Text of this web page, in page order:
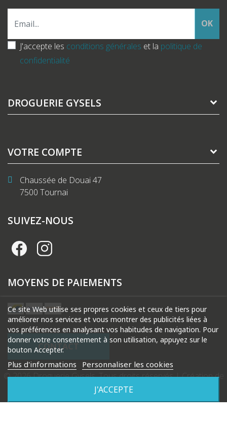
OK
J'accepte les conditions générales et la politique de
confidentialité
DROGUERIE GYSELS
VOTRE COMPTE
Chaussée de Douai 47
7500 Tournai
Ce site Web utilise ses propres cookies et ceux de tiers pour
améliorer nos services et vous montrer des publicités liées à
vos préférences en analysant vos habitudes de navigation. Pour
donner votre consentement à son utilisation, appuyez sur le
bouton Accepter.
Plus d'informations Personnaliser les cookies
J'ACCEPTE
SUIVEZ-NOUS
MOYENS DE PAIEMENTS
CONTACT
© 2026 Droguerie Gysels. Tous droits réservés |Création de
site internet Produweb™